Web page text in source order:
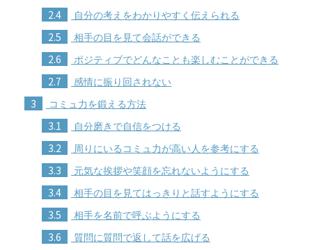
2.4 自分の考えをわかりやすく伝えられる
2.5 相手の目を見て会話ができる
2.6 ポジティブでどんなことも楽しむことができる
2.7 感情に振り回されない
3 コミュ力を鍛える方法
3.1 自分磨きで自信をつける
3.2 周りにいるコミュ力が高い人を参考にする
3.3 元気な挨拶や笑顔を忘れないようにする
3.4 相手の目を見てはっきりと話すようにする
3.5 相手を名前で呼ぶようにする
3.6 質問に質問で返して話を広げる